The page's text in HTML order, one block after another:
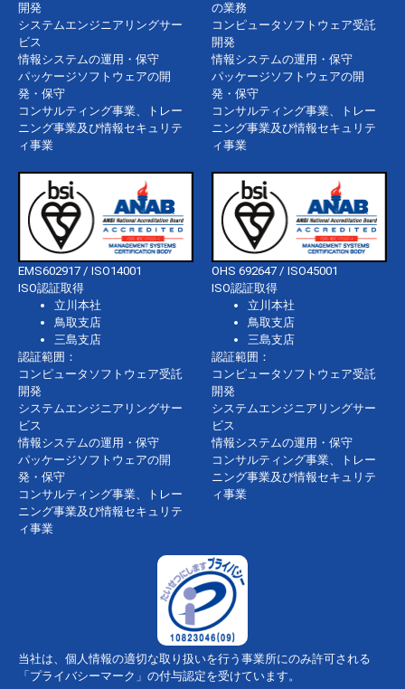
開発
システムエンジニアリングサー
ビス
情報システムの運用・保守
パッケージソフトウェアの開
発・保守
コンサルティング事業、トレー
ニング事業及び情報セキュリテ
ィ事業
の業務
コンピュータソフトウェア受託
開発
情報システムの運用・保守
パッケージソフトウェアの開
発・保守
コンサルティング事業、トレー
ニング事業及び情報セキュリテ
ィ事業
EMS602917 / ISO14001
ISO認証取得
立川本社
鳥取支店
三島支店
認証範囲：
コンピュータソフトウェア受託
開発
システムエンジニアリングサー
ビス
情報システムの運用・保守
パッケージソフトウェアの開
発・保守
コンサルティング事業、トレー
ニング事業及び情報セキュリテ
ィ事業
OHS 692647 / ISO45001
ISO認証取得
立川本社
鳥取支店
三島支店
認証範囲：
コンピュータソフトウェア受託
開発
システムエンジニアリングサー
ビス
情報システムの運用・保守
コンサルティング事業、トレー
ニング事業及び情報セキュリテ
ィ事業
当社は、個人情報の適切な取り扱いを行う事業所にのみ許可される
「プライバシーマーク」の付与認定を受けています。